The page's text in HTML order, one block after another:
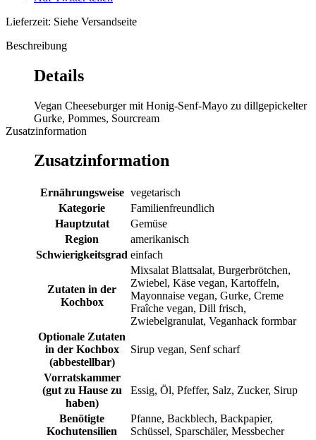
Lieferzeit: Siehe Versandseite
Beschreibung
Details
Vegan Cheeseburger mit Honig-Senf-Mayo zu dillgepickelter
Gurke, Pommes, Sourcream
Zusatzinformation
Zusatzinformation
Ernährungsweise vegetarisch
Kategorie
Familienfreundlich
Hauptzutat
Gemüse
Region
amerikanisch
Schwierigkeitsgrad einfach
Zutaten in der
Kochbox
Mixsalat Blattsalat, Burgerbrötchen,
Zwiebel, Käse vegan, Kartoffeln,
Mayonnaise vegan, Gurke, Creme
Fraîche vegan, Dill frisch,
Zwiebelgranulat, Veganhack formbar
Optionale Zutaten
in der Kochbox
(abbestellbar)
Sirup vegan, Senf scharf
Vorratskammer
(gut zu Hause zu
haben)
Essig, Öl, Pfeffer, Salz, Zucker, Sirup
Benötigte
Kochutensilien
Pfanne, Backblech, Backpapier,
Schüssel, Sparschäler, Messbecher